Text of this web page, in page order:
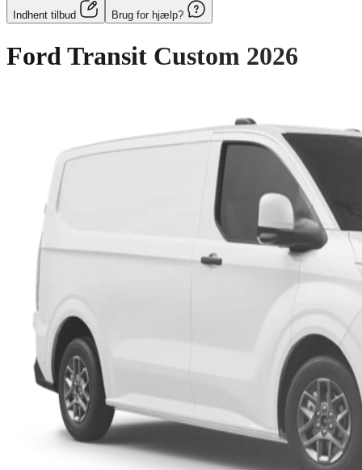
Indhent tilbud Brug for hjælp?
Ford Transit Custom 2026